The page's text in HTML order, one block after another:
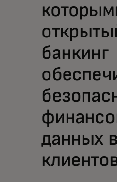
банкинг
данных